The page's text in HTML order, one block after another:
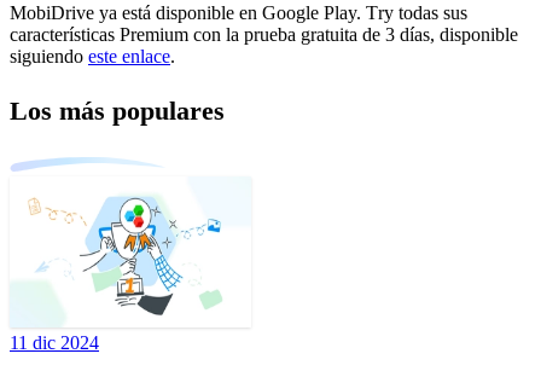
MobiDrive ya está disponible en Google Play. Тry todas sus
características Premium con la prueba gratuita de 3 días, disponible
siguiendo este enlace.
Los más populares
11 dic 2024